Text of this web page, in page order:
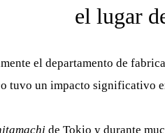
el lugar
el departamento de
tuvo un impacto significativo
de Tokio y durante